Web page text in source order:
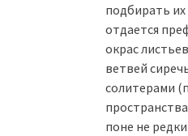
подбирать
отдается
окрас
ветвей
солитерами
поне не